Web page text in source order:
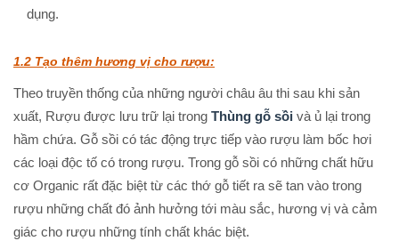
dụng.
1.2 Tạo thêm hương vị cho rượu:
Theo truyền thống của những người châu âu thi sau khi sản
xuất, Rượu được lưu trữ lại trong Thùng gỗ sồi và ủ lại trong
hầm chứa. Gỗ sồi có tác động trực tiếp vào rượu làm bốc hơi
các loại độc tố có trong rượu. Trong gỗ sồi có những chất hữu
cơ Organic rất đặc biệt từ các thớ gỗ tiết ra sẽ tan vào trong
rượu những chất đó ảnh hưởng tới màu sắc, hương vị và cảm
giác cho rượu những tính chất khác biệt.